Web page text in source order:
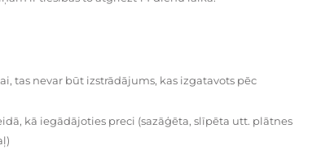
tas nevar būt izstrādājums, kas izgatavots pēc
kā iegādājoties preci (sazāģēta, slīpēta utt. plātnes